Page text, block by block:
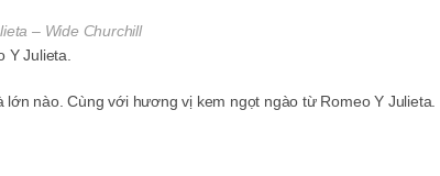
– Wide Churchill
Julieta.
nào. Cùng với hương vị kem ngọt ngào từ Romeo Y Julieta.